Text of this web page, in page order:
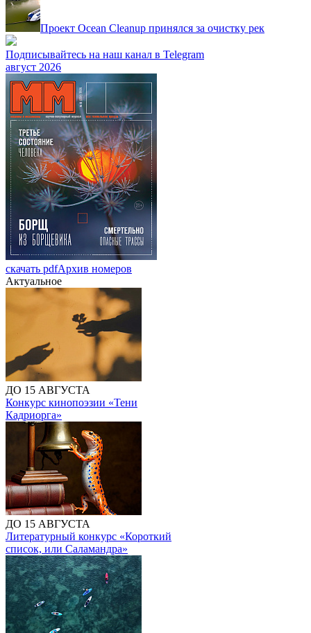
Проект Ocean Cleanup принялся за очистку рек
Подписывайтесь на наш канал в Telegram
август 2026
скачать pdfАрхив номеров
Актуальное
ДО 15 АВГУСТА
Конкурс кинопоэзии «Тени
Кадриорга»
ДО 15 АВГУСТА
Литературный конкурс «Короткий
список, или Саламандра»